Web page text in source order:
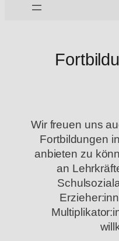
Wir freuen uns
Fortbildungen
anbieten zu
an